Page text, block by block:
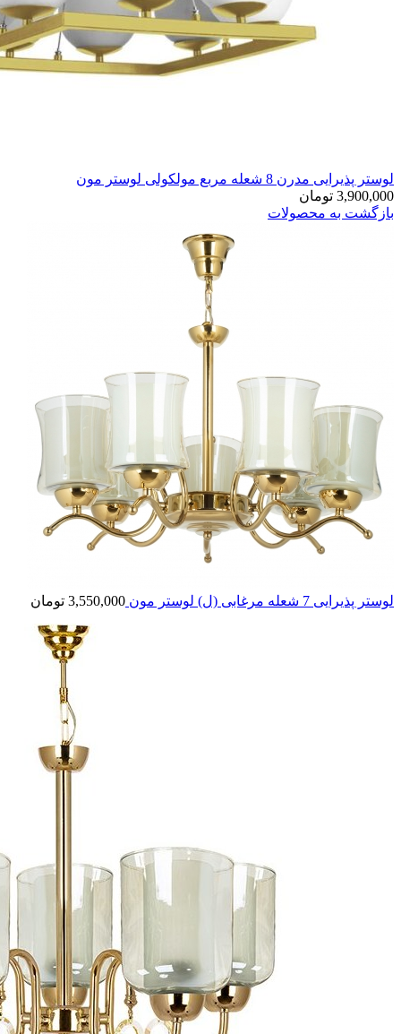
لوستر پذیرایی مدرن 8 شعله مربع مولکولی لوستر مون
3,900,000 تومان
بازگشت به محصولات
لوستر پذیرایی 7 شعله مرغابی (ل) لوستر مون 3,550,000 تومان